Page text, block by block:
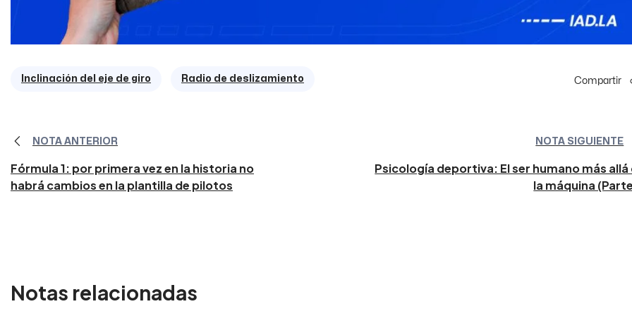
Inclinación del eje de giro Radio de deslizamiento Compartir
NOTA ANTERIOR
Fórmula 1: por primera vez en la historia no
habrá cambios en la plantilla de pilotos
NOTA SIGUIENTE
Psicología deportiva: El ser humano más allá
la máquina
Notas relacionadas